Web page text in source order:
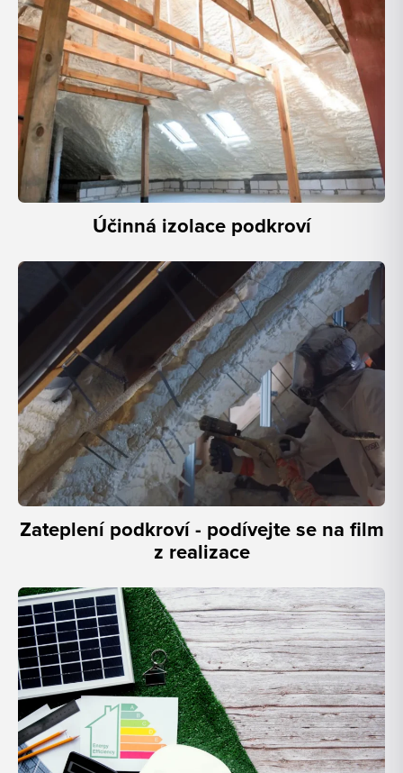
Účinná izolace podkroví
Zateplení podkroví - podívejte se na film
z realizace